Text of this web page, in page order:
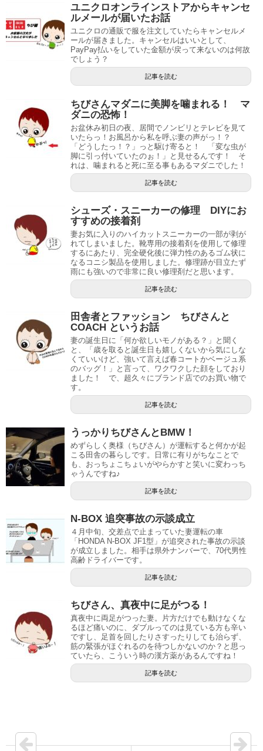
ユニクロオンラインストアからキャンセ
ルメールが届いたお話
ユニクロの通販で服を注文していたらキャンセルメ
ールが届きました。キャンセルはいいとして、
PayPay払いをしていた金額が戻って来ないのは何故
でしょう？
記事を読む
ちびさんマダニに美脚を噛まれる！ マ
ダニの恐怖！
お盆休み初日の夜、居間でノンビリとテレビを見て
いたらっ！お風呂から私を呼ぶ妻の声がっ！？
「どうしたっ！？」っと駆け寄ると！ 「変な虫が
脚に引っ付いていたのぉ！」と見せるんです！ そ
れは、噛まれると死に至る事もあるマダニでした！
記事を読む
シューズ・スニーカーの修理 DIYにお
すすめの接着剤
妻お気に入りのハイカットスニーカーの一部が剥が
れてしまいました。靴専用の接着剤を使用して修理
するにあたり、完全硬化後に弾力性のあるゴム状に
なるコニシ製品を使用しました。修理跡が目立たず
雨にも強いので非常に良い修理剤だと思います。
記事を読む
田舎者とファッション ちびさんと
COACH というお話
妻の誕生日に「何か欲しいモノがある？」と聞く
と、「歳を取ると誕生日も嬉しくないから気にしな
くていいけど、強いて言えば春コートかベージュ系
のバッグ！」と言って、ワクワクした顔をしており
ました！ で、超久々にブランド店でのお買い物で
す。
記事を読む
うっかりちびさんとBMW！
めずらしく奥様（ちびさん）が運転すると何かが起
こる田舎の暮らしです。日常に有りがちなことで
も、おっちょこちょいがやらかすと笑いに変わっち
ゃうんですね♪
記事を読む
N-BOX 追突事故の示談成立
４月中旬、交差点で止まっていた妻運転の車
「HONDA N-BOX JF1型」が追突された事故の示談
が成立しました。相手は県外ナンバーで、70代男性
高齢ドライバーです。
記事を読む
ちびさん、真夜中に足がつる！
真夜中に両足がつった妻。片方だけでも動けなくな
るほど痛いのに、ダブルってのは見ている方も辛い
ですし、足首を回したりさすったりしても治らず、
筋の緊張がほぐれるのを待つしかないのか？と思っ
ていたら、こういう時の漢方薬があるんですね！
記事を読む